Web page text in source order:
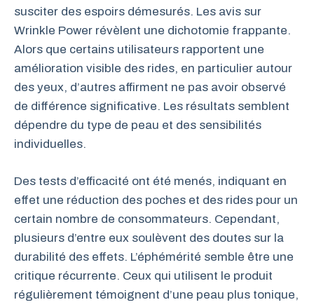
susciter des espoirs démesurés. Les avis sur
Wrinkle Power révèlent une dichotomie frappante.
Alors que certains utilisateurs rapportent une
amélioration visible des rides, en particulier autour
des yeux, d’autres affirment ne pas avoir observé
de différence significative. Les résultats semblent
dépendre du type de peau et des sensibilités
individuelles.
Des tests d’efficacité ont été menés, indiquant en
effet une réduction des poches et des rides pour un
certain nombre de consommateurs. Cependant,
plusieurs d’entre eux soulèvent des doutes sur la
durabilité des effets. L’éphémérité semble être une
critique récurrente. Ceux qui utilisent le produit
régulièrement témoignent d’une peau plus tonique,